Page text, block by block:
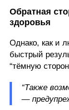
Обратная
здоровья
Однако, как и
быстрый
“тёмную
“Также
—